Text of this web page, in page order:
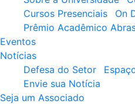
Cursos Presenciais
On
Prêmio Acadêmico
Eventos
Notícias
Defesa do Setor
Envie sua Notícia
Seja um Associado